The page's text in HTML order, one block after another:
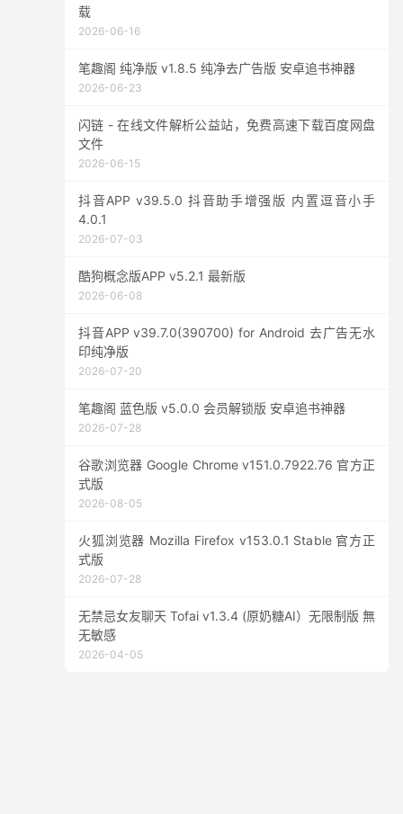
载
2026-06-16
笔趣阁 纯净版 v1.8.5 纯净去广告版 安卓追书神器
2026-06-23
闪链 - 在线文件解析公益站，免费高速下载百度网盘
文件
2026-06-15
抖音APP v39.5.0 抖音助手增强版 内置逗音小手
4.0.1
2026-07-03
酷狗概念版APP v5.2.1 最新版
2026-06-08
抖音APP v39.7.0(390700) for Android 去广告无水
印纯净版
2026-07-20
笔趣阁 蓝色版 v5.0.0 会员解锁版 安卓追书神器
2026-07-28
谷歌浏览器 Google Chrome v151.0.7922.76 官方正
式版
2026-08-05
火狐浏览器 Mozilla Firefox v153.0.1 Stable 官方正
式版
2026-07-28
无禁忌女友聊天 Tofai v1.3.4 (原奶糖AI）无限制版 無
无敏感
2026-04-05